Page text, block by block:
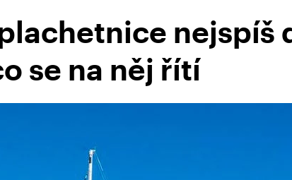
nejspíš
se na něj řítí